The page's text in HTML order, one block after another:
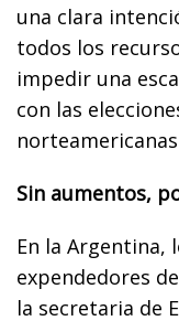
una clara
todos los
impedir una
con las
Sin aumentos,
En la Argentina,
expendedores
la secretaria de